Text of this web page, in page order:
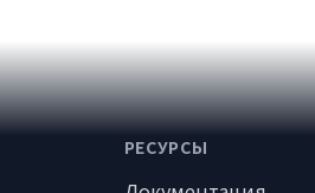
РЕСУРСЫ